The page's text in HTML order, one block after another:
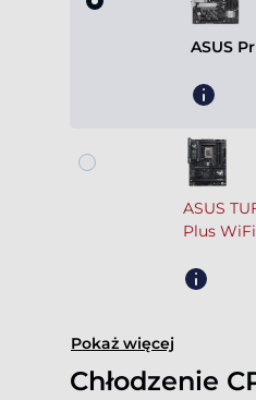
ASUS
ASUS
Plus WiFi
Pokaż więcej
Chłodzenie